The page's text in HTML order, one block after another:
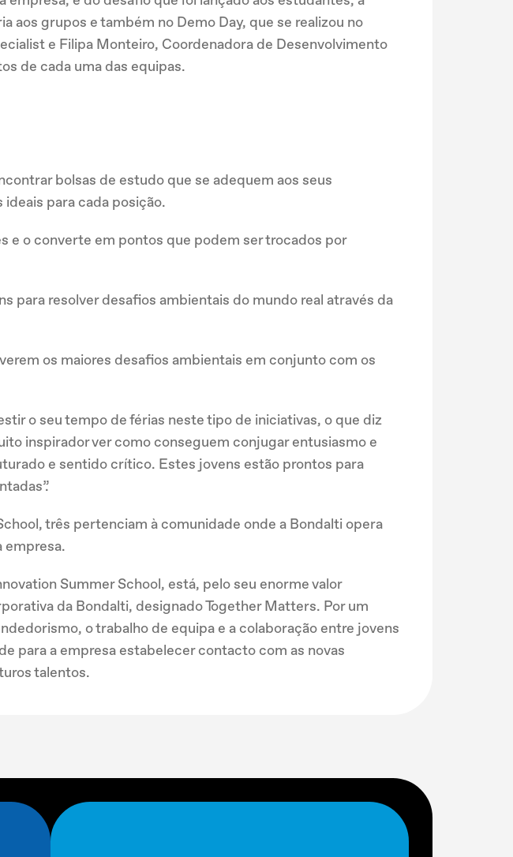
grupos e também no Demo Day, que se realizou no
e Filipa Monteiro, Coordenadora de Desenvolvimento
de cada uma das equipas.
bolsas de estudo que se adequem aos seus
para cada posição.
e o converte em pontos que podem ser trocados por
para resolver desafios ambientais do mundo real através da
os maiores desafios ambientais em conjunto com os
o seu tempo de férias neste tipo de iniciativas, o que diz
inspirador ver como conseguem conjugar entusiasmo e
e sentido crítico. Estes jovens estão prontos para
três pertenciam à comunidade onde a Bondalti opera
empresa.
Summer School, está, pelo seu enorme valor
da Bondalti, designado Together Matters. Por um
o trabalho de equipa e a colaboração entre jovens
para a empresa estabelecer contacto com as novas
talentos.